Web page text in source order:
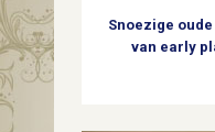
Snoezige
van early